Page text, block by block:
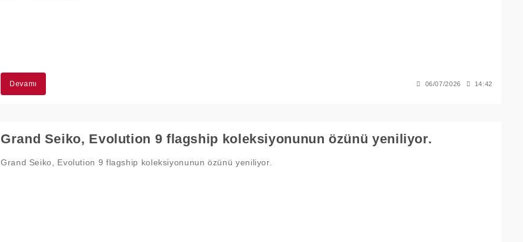
Devamı 06/07/2026 14:42
Grand Seiko, Evolution 9 flagship koleksiyonunun özünü yeniliyor.
Grand Seiko, Evolution 9 flagship koleksiyonunun özünü yeniliyor.